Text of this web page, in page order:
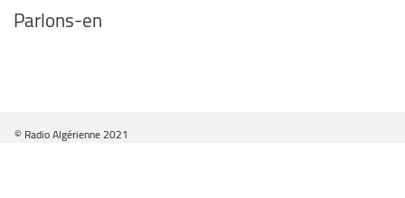
Parlons-en
© Radio Algérienne 2021